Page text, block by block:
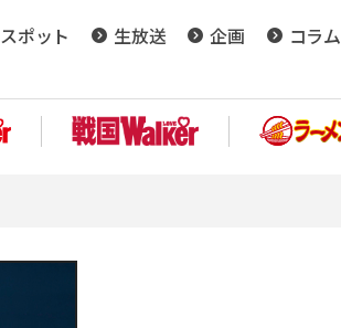
スポット 生放送 企画 コラム